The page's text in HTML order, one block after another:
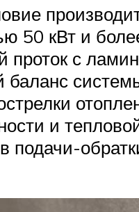
50 кВт и
проток с
баланс
и
подачи-